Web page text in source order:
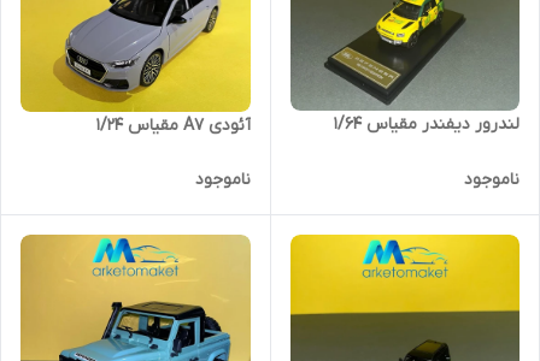
لندرور دیفندر مقیاس ١/64
ناموجود
آئودی A7 مقیاس ۱/۲۴
ناموجود